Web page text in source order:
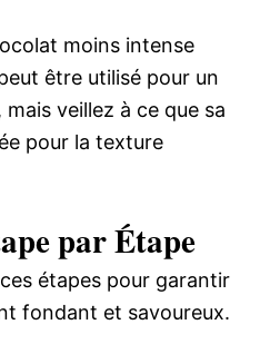
moins intense
être utilisé pour un
veillez à ce que sa
pour la texture
par Étape
étapes pour garantir
fondant et savoureux.